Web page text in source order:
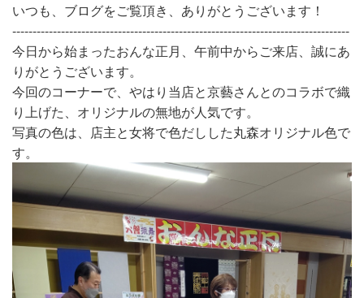
いつも、ブログをご覧頂き、ありがとうございます！
-----------------------------------------------------------------------------------
今日から始まったおんな正月、午前中からご来店、誠にあ
りがとうございます。
今回のコーナーで、やはり当店と京藝さんとのコラボで織
り上げた、オリジナルの無地が人気です。
写真の色は、店主と女将で色だしした丸森オリジナル色で
す。